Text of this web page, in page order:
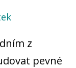
z
pevné